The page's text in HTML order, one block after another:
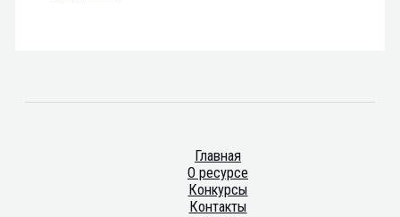
Главная
О ресурсе
Конкурсы
Контакты